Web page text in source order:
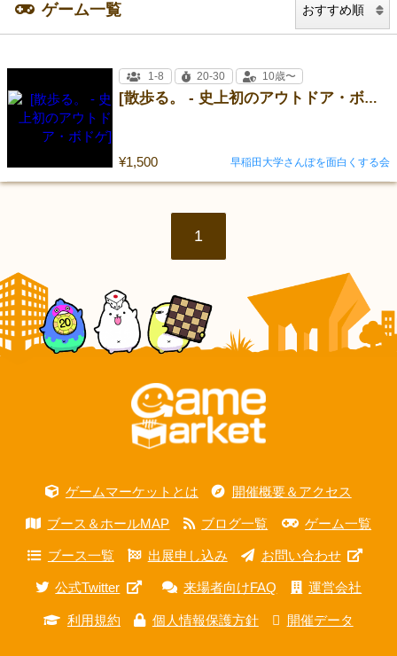
ゲーム一覧
[散歩る。 - 史上初のアウトドア・ボドゲ]
¥1,500
1-8 20-30 10歳〜
早稲田大学さんぽを面白くする会
1
ゲームマーケットとは 開催概要＆アクセス
ブース＆ホールMAP ブログ一覧 ゲーム一覧
ブース一覧 出展申し込み お問い合わせ
公式Twitter 来場者向けFAQ 運営会社
利用規約 個人情報保護方針 開催データ